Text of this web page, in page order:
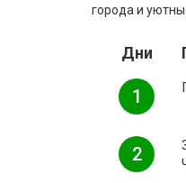
города и
Дни
1
2